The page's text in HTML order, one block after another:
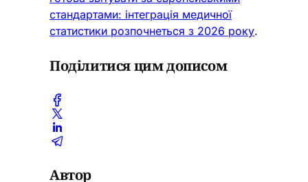
стандартами: інтеграція медичної
статистики розпочнеться з 2026 року.
Поділитися цим дописом
Автор